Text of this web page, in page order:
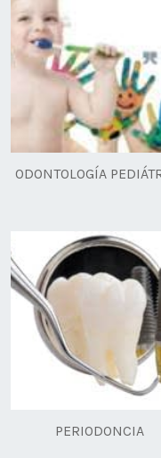
ODONTOLOGÍA
PERIODONCIA